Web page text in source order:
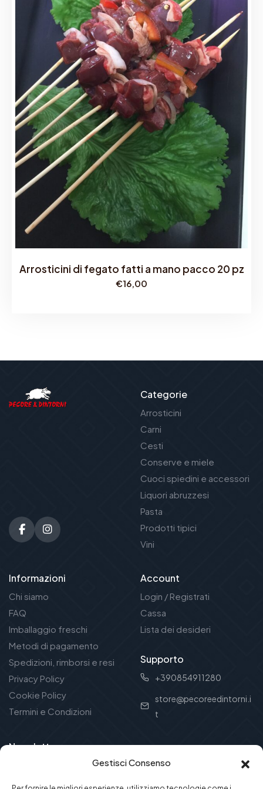
Gestisci Consenso
Arrosticini di fegato fatti a mano pacco 20 pz
€16,00
Categorie
Arrosticini
Carni
Cesti
Conserve e miele
Cuoci spiedini e accessori
Liquori abruzzesi
Pasta
Prodotti tipici
Vini
Informazioni
Chi siamo
FAQ
Imballaggio freschi
Metodi di pagamento
Spedizioni, rimborsi e resi
Privacy Policy
Cookie Policy
Termini e Condizioni
Account
Login / Registrati
Cassa
Lista dei desideri
Supporto
+390854911280
store@pecoreedintorni.i
t
Newsletter
Ricevi offerte e novità dal mondo della tradizione